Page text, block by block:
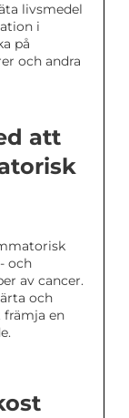
livsmedel
i
på
och andra
att
och
av cancer.
och
en